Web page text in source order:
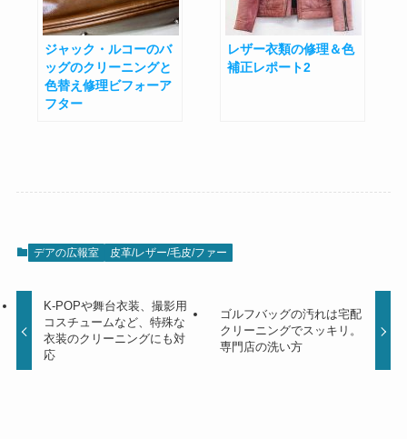
ジャック・ルコーのバ
ッグのクリーニングと
色替え修理ビフォーア
フター
レザー衣類の修理＆色
補正レポート2
デアの広報室 皮革/レザー/毛皮/ファー
K-POPや舞台衣装、撮影用
コスチュームなど、特殊な
衣装のクリーニングにも対
応
ゴルフバッグの汚れは宅配
クリーニングでスッキリ。
専門店の洗い方